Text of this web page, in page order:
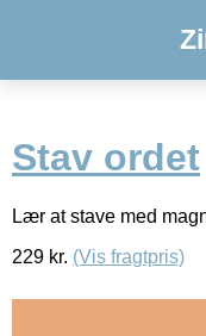
Stav ordet
Lær at stave med
229 kr. (Vis fragtpris)